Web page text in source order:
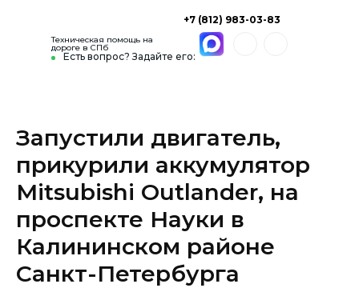
Есть вопрос? Задайте его:
+7 (812) 983-03-83
Техническая помощь на
дороге в СПб
Запустили двигатель,
прикурили аккумулятор
Mitsubishi Outlander, на
проспекте Науки в
Калининском районе
Санкт-Петербурга